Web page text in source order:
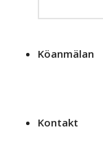
Köanmälan
Kontakt